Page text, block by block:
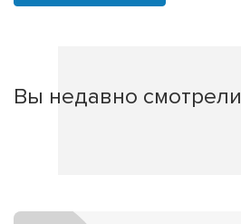
Вы недавно смотрели